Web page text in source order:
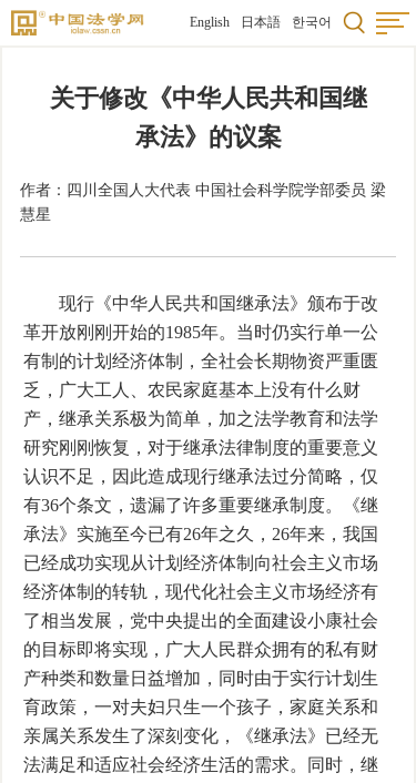
English 日本語 한국어
关于修改《中华人民共和国继
承法》的议案
作者：四川全国人大代表 中国社会科学院学部委员 梁
慧星
现行《中华人民共和国继承法》颁布于改
革开放刚刚开始的1985年。当时仍实行单一公
有制的计划经济体制，全社会长期物资严重匮
乏，广大工人、农民家庭基本上没有什么财
产，继承关系极为简单，加之法学教育和法学
研究刚刚恢复，对于继承法律制度的重要意义
认识不足，因此造成现行继承法过分简略，仅
有36个条文，遗漏了许多重要继承制度。《继
承法》实施至今已有26年之久，26年来，我国
已经成功实现从计划经济体制向社会主义市场
经济体制的转轨，现代化社会主义市场经济有
了相当发展，党中央提出的全面建设小康社会
的目标即将实现，广大人民群众拥有的私有财
产种类和数量日益增加，同时由于实行计划生
育政策，一对夫妇只生一个孩子，家庭关系和
亲属关系发生了深刻变化，《继承法》已经无
法满足和适应社会经济生活的需求。同时，继